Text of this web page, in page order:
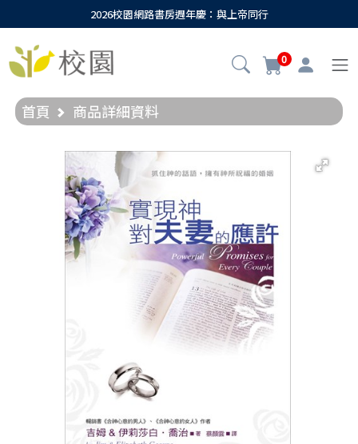
2026校園網路書房週年慶：與上帝同行
0
首頁 商品詳細資料